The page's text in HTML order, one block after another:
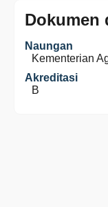
Dokumen
Naungan
Kementerian
Akreditasi
B